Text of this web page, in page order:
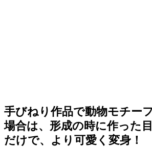
手びねり作品で動物モチー
場合は、形成の時に作った
だけで、より可愛く変身！